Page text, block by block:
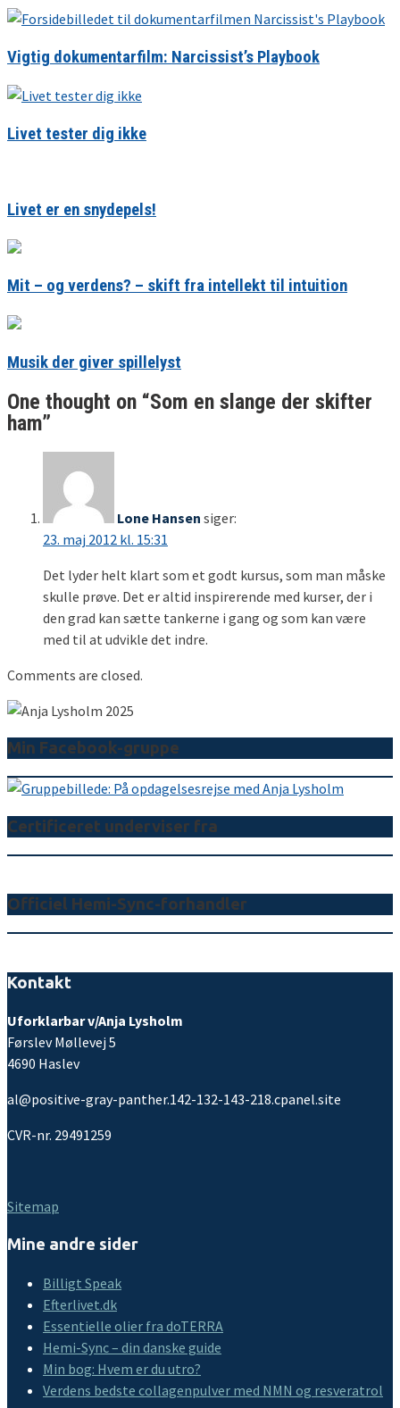
Vigtig dokumentarfilm: Narcissist’s Playbook
Livet tester dig ikke
Livet er en snydepels!
Mit – og verdens? – skift fra intellekt til intuition
Musik der giver spillelyst
One thought on “Som en slange der skifter
ham”
Lone Hansen siger:
23. maj 2012 kl. 15:31
Det lyder helt klart som et godt kursus, som man måske
skulle prøve. Det er altid inspirerende med kurser, der i
den grad kan sætte tankerne i gang og som kan være
med til at udvikle det indre.
Comments are closed.
Min Facebook-gruppe
Certificeret underviser fra
Officiel Hemi-Sync-forhandler
Kontakt
Uforklarbar v/Anja Lysholm
Førslev Møllevej 5
4690 Haslev
al@positive-gray-panther.142-132-143-218.cpanel.site
CVR-nr. 29491259
Sitemap
Mine andre sider
Billigt Speak
Efterlivet.dk
Essentielle olier fra doTERRA
Hemi-Sync – din danske guide
Min bog: Hvem er du utro?
Verdens bedste collagenpulver med NMN og resveratrol